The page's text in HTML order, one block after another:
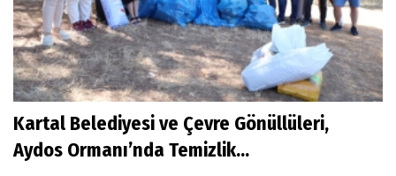
Kartal Belediyesi ve Çevre Gönüllüleri,
Aydos Ormanı’nda Temizlik...